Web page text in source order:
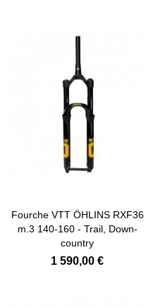
Fourche VTT ÖHLINS RXF36
m.3 140-160 - Trail, Down-
country
1 590,00 €